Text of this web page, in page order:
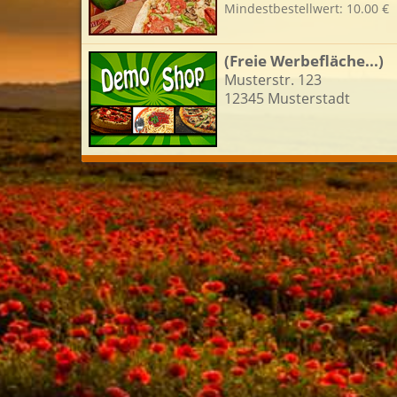
Mindestbestellwert: 10.00 €
(Freie Werbefläche...)
Musterstr. 123
12345 Musterstadt